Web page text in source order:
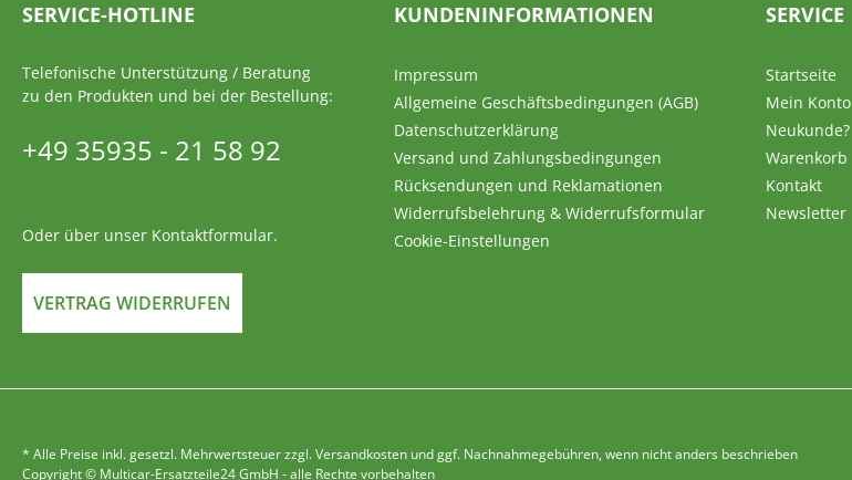
SERVICE-HOTLINE
Telefonische Unterstützung / Beratung
zu den Produkten und bei der Bestellung:
+49 35935 - 21 58 92
Oder über unser Kontaktformular.
VERTRAG WIDERRUFEN
KUNDENINFORMATIONEN
Impressum
Allgemeine Geschäftsbedingungen (AGB)
Datenschutzerklärung
Versand und Zahlungsbedingungen
Rücksendungen und Reklamationen
Widerrufsbelehrung & Widerrufsformular
Cookie-Einstellungen
SERVICE
Startseite
Mein Konto
Neukunde?
Warenkorb
Kontakt
Newsletter
* Alle Preise inkl. gesetzl. Mehrwertsteuer zzgl. Versandkosten und ggf. Nachnahmegebühren, wenn nicht anders beschrieben
Copyright © Multicar-Ersatzteile24 GmbH - alle Rechte vorbehalten